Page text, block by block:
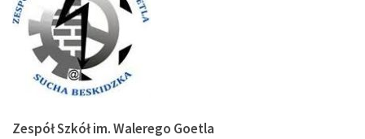
Zespół Szkół im. Walerego Goetla